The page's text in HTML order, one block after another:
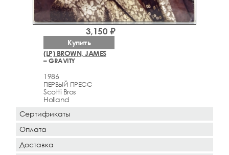
(LP) BROWN, JAMES
– GRAVITY
1986
ПЕРВЫЙ ПРЕСС
Scotti Bros
Holland
3,150 ₽
Купить
Сертификаты
Оплата
Доставка